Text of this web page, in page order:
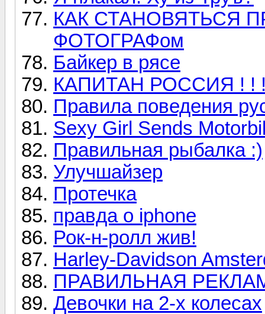
КАК СТАНОВЯТЬСЯ
ФОТОГРАФом
Байкер в рясе
КАПИТАН РОССИЯ ! !
Правила поведения
Sexy Girl Sends
Правильная рыбалка :)
Улучшайзер
Протечка
правда о iphone
Рок-н-ролл жив!
Harley-Davidson
ПРАВИЛЬНАЯ
Девочки на 2-х колесах